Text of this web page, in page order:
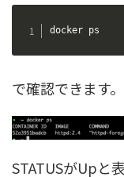
docker ps
で確認できます。
STATUSがUpと